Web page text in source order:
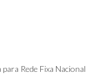
Rede Fixa Nacional